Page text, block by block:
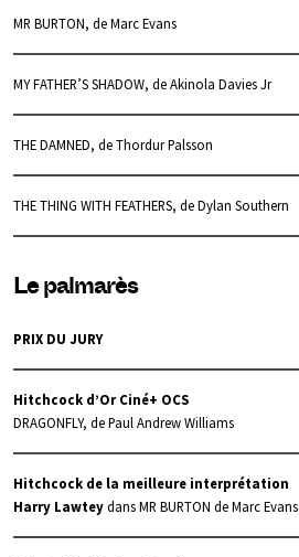
MR BURTON, de Marc Evans
MY FATHER’S SHADOW, de Akinola Davies Jr
THE DAMNED, de Thordur Palsson
THE THING WITH FEATHERS, de Dylan Southern
Le palmarès
PRIX DU JURY
Hitchcock d’Or Ciné+ OCS
DRAGONFLY, de Paul Andrew Williams
Hitchcock de la meilleure interprétation
Harry Lawteydans MR BURTON de Marc Evans